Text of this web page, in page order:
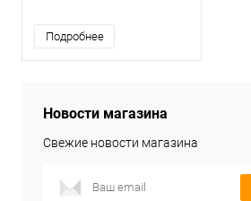
Подробнее
Новости магазина
Свежие новости магазина